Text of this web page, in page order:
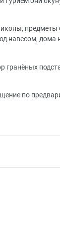
навесом, дома
гранёных
по